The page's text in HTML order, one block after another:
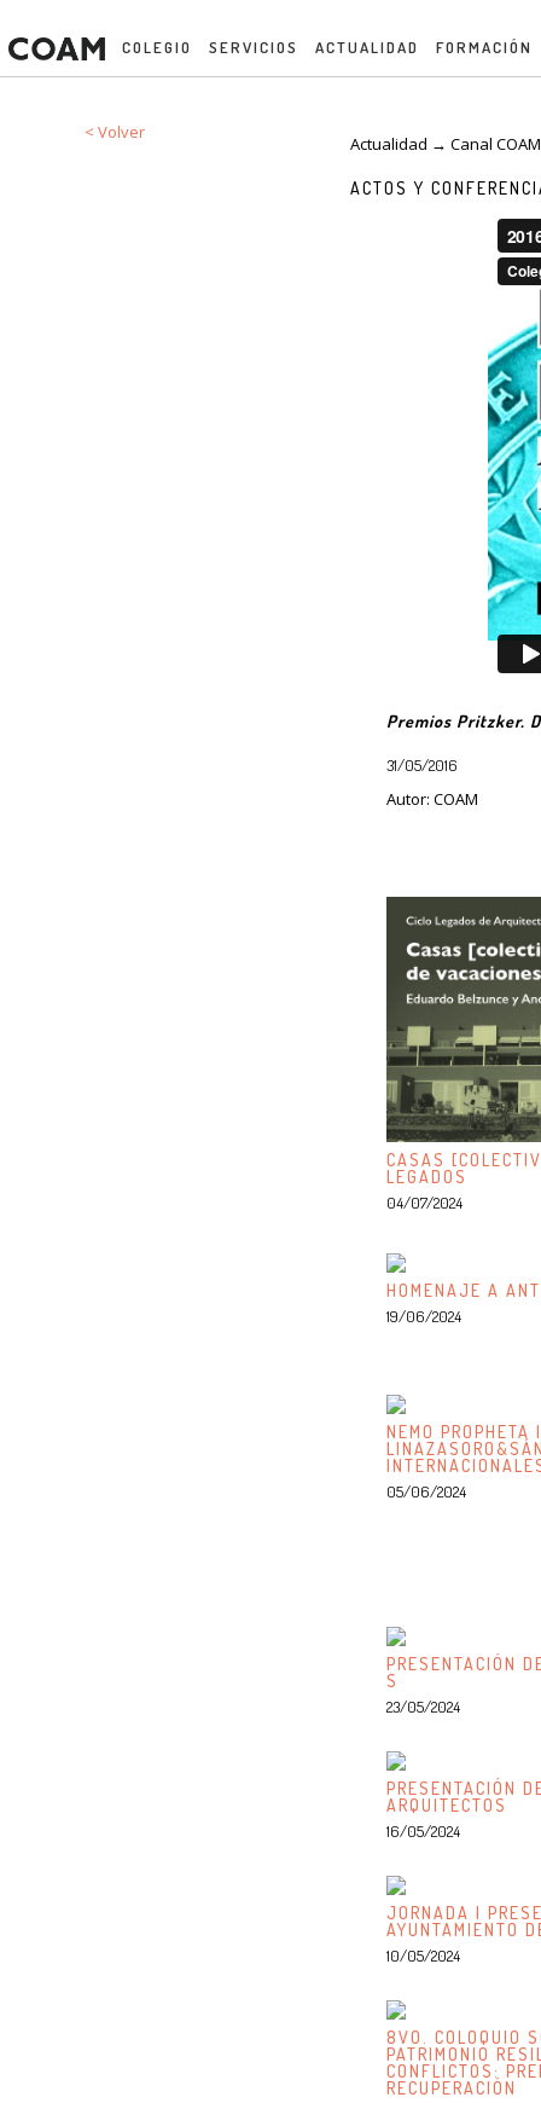
COLEGIO SERVICIOS ACTUALIDAD FORMACIÓN
< Volver
Actualidad → Canal
ACTOS Y
Premios Pritzker.
31/05/2016
Autor: COAM
CASAS
LEGADOS
04/07/2024
HOMENAJE A
19/06/2024
NEMO PROPHETA
05/06/2024
PRESENTACIÓN
S
23/05/2024
PRESENTACIÓN
ARQUITECTOS
16/05/2024
JORNADA |
AYUNTAMIENTO
10/05/2024
8VO. COLOQUIO
PATRIMONIO
CONFLICTOS:
RECUPERACIÓN